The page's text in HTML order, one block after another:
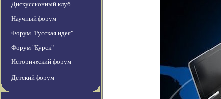
Дискуссионный клуб
Научный форум
Форум "Русская идея"
Форум "Курск"
Исторический форум
Детский форум